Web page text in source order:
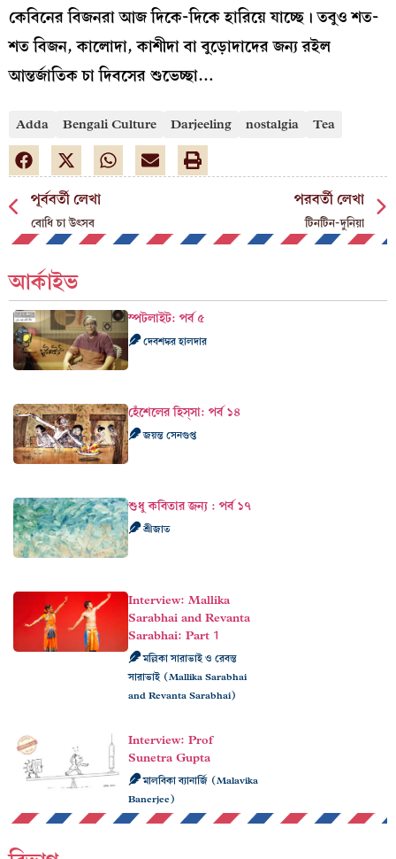
কেবিনের বিজনরা আজ দিকে-দিকে হারিয়ে যাচ্ছে। তবুও শত-
শত বিজন, কালোদা, কাশীদা বা বুড়োদাদের জন্য রইল
আন্তর্জাতিক চা দিবসের শুভেচ্ছা…
Adda Bengali Culture Darjeeling nostalgia Tea
পূর্ববর্তী লেখা
বোধি চা উৎসব
পরবর্তী লেখা
টিনটিন-দুনিয়া
আর্কাইভ
স্পটলাইট: পর্ব ৫
দেবশঙ্কর হালদার
হেঁশেলের হিস্‌সা: পর্ব ১৪
জয়ন্ত সেনগুপ্ত
শুধু কবিতার জন্য : পর্ব ১৭
শ্রীজাত
Interview: Mallika
Sarabhai and Revanta
Sarabhai: Part 1
মল্লিকা সারাভাই ও রেবন্ত
সারাভাই (Mallika Sarabhai
and Revanta Sarabhai)
Interview: Prof
Sunetra Gupta
মালবিকা ব্যানার্জি (Malavika
Banerjee)